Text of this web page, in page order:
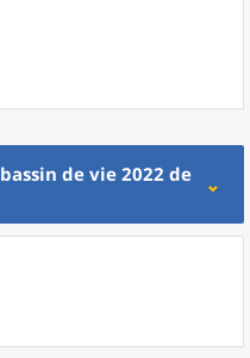
bassin de vie 2022 de